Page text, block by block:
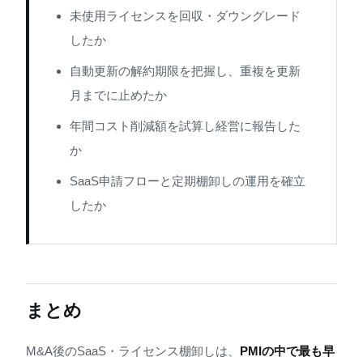
未使用ライセンスを回収・ダウングレード
したか
自動更新の解約期限を把握し、重複を更新
月までに止めたか
年間コスト削減額を試算し経営に報告した
か
SaaS申請フローと定期棚卸しの運用を確立
したか
まとめ
M&A後のSaaS・ライセンス棚卸しは、 PMIの中で最も早